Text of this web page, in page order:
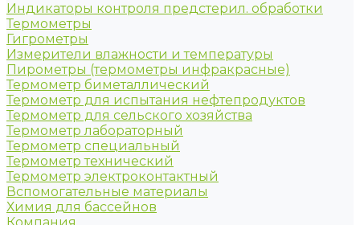
Индикаторы контроля предстерил. обработки
Термометры
Гигрометры
Измерители влажности и температуры
Пирометры (термометры инфракрасные)
Термометр биметаллический
Термометр для испытания нефтепродуктов
Термометр для сельского хозяйства
Термометр лабораторный
Термометр специальный
Термометр технический
Термометр электроконтактный
Вспомогательные материалы
Химия для бассейнов